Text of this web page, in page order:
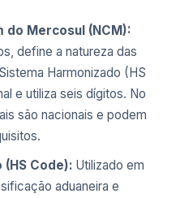
do Mercosul (NCM):
define a natureza das
Harmonizado (HS
e utiliza seis dígitos. No
são nacionais e podem
(HS Code): Utilizado em
aduaneira e